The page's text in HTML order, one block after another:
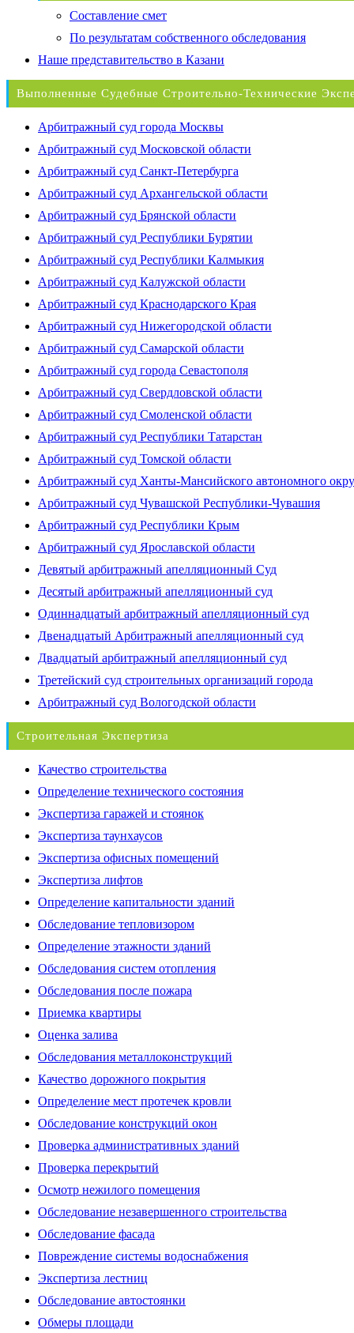
Составление смет
По результатам собственного обследования
Наше представительство в Казани
Выполненные Судебные Строительно-Технические
Арбитражный суд города Москвы
Арбитражный суд Московской области
Арбитражный суд Санкт-Петербурга
Арбитражный суд Архангельской области
Арбитражный суд Брянской области
Арбитражный суд Республики Бурятии
Арбитражный суд Республики Калмыкия
Арбитражный суд Калужской области
Арбитражный суд Краснодарского Края
Арбитражный суд Нижегородской области
Арбитражный суд Самарской области
Арбитражный суд города Севастополя
Арбитражный суд Свердловской области
Арбитражный суд Смоленской области
Арбитражный суд Республики Татарстан
Арбитражный суд Томской области
Арбитражный суд Ханты-Мансийского автономного
Арбитражный суд Чувашской Республики-Чувашия
Арбитражный суд Республики Крым
Арбитражный суд Ярославской области
Девятый арбитражный апелляционный Суд
Десятый арбитражный апелляционный суд
Одиннадцатый арбитражный апелляционный суд
Двенадцатый Арбитражный апелляционный суд
Двадцатый арбитражный апелляционный суд
Третейский суд строительных организаций города
Арбитражный суд Вологодской области
Строительная Экспертиза
Качество строительства
Определение технического состояния
Экспертиза гаражей и стоянок
Экспертиза таунхаусов
Экспертиза офисных помещений
Экспертиза лифтов
Определение капитальности зданий
Обследование тепловизором
Определение этажности зданий
Обследования систем отопления
Обследования после пожара
Приемка квартиры
Оценка залива
Обследования металлоконструкций
Качество дорожного покрытия
Определение мест протечек кровли
Обследование конструкций окон
Проверка административных зданий
Проверка перекрытий
Осмотр нежилого помещения
Обследование незавершенного строительства
Обследование фасада
Повреждение системы водоснабжения
Экспертиза лестниц
Обследование автостоянки
Обмеры площади